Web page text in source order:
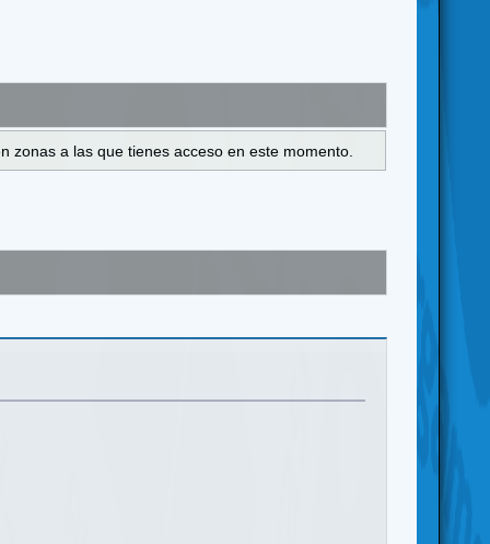
zonas a las que tienes acceso en este momento.